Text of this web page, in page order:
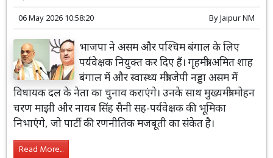
06 May 2026 10:58:20 ByJaipur NM
भाजपा ने असम और पश्चिम बंगाल के लिए
पर्यवेक्षक नियुक्त कर दिए हैं। गृहमंत्री अमित शाह
बंगाल में और स्वास्थ्य मंत्री जेपी नड्डा असम में
विधायक दल के नेता का चुनाव कराएंगे। उनके साथ मुख्यमंत्री मोहन
चरण माझी और नायब सिंह सैनी सह-पर्यवेक्षक की भूमिका
निभाएंगे, जो पार्टी की रणनीतिक मजबूती का संकेत है।
Read More...